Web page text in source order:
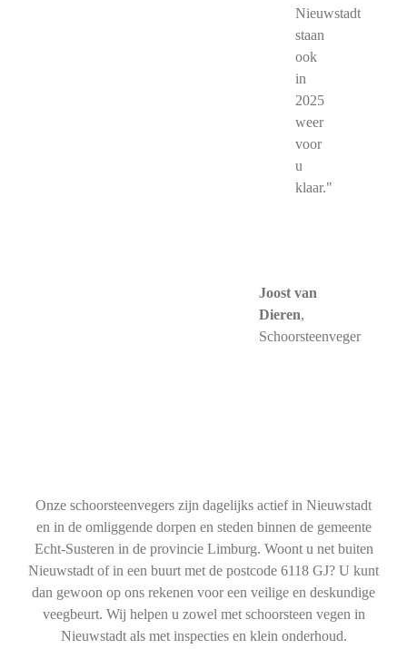
Nieuwstadt
staan
ook
in
2025
weer
voor
u
klaar."
Joost van
Dieren,
Schoorsteenveger
Onze schoorsteenvegers zijn dagelijks actief in Nieuwstadt
en in de omliggende dorpen en steden binnen de gemeente
Echt-Susteren in de provincie Limburg. Woont u net buiten
Nieuwstadt of in een buurt met de postcode 6118 GJ? U kunt
dan gewoon op ons rekenen voor een veilige en deskundige
veegbeurt. Wij helpen u zowel met schoorsteen vegen in
Nieuwstadt als met inspecties en klein onderhoud.